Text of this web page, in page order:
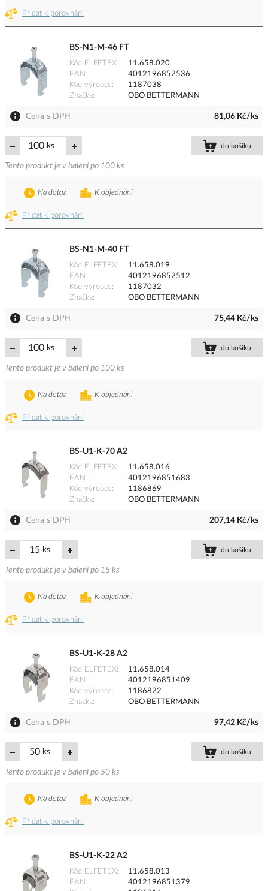
Přidat k porovnání
BS-N1-M-46 FT
Kód ELFETEX
11.658.020
EAN
4012196852536
Kód výrobce
1187038
Značka
OBO BETTERMANN
Cena s DPH 81,06 Kč/ks
ks do košíku
Tento produkt je v balení po 100 ks
Přidat k porovnání
K objednání
Na dotaz
BS-N1-M-40 FT
Kód ELFETEX
11.658.019
EAN
4012196852512
Kód výrobce
1187032
Značka
OBO BETTERMANN
Cena s DPH 75,44 Kč/ks
ks do košíku
Tento produkt je v balení po 100 ks
Přidat k porovnání
K objednání
Na dotaz
BS-U1-K-70 A2
Kód ELFETEX
11.658.016
EAN
4012196851683
Kód výrobce
1186869
Značka
OBO BETTERMANN
Cena s DPH 207,14 Kč/ks
ks do košíku
Tento produkt je v balení po 15 ks
Přidat k porovnání
K objednání
Na dotaz
BS-U1-K-28 A2
Kód ELFETEX
11.658.014
EAN
4012196851409
Kód výrobce
1186822
Značka
OBO BETTERMANN
Cena s DPH 97,42 Kč/ks
ks do košíku
Tento produkt je v balení po 50 ks
Přidat k porovnání
K objednání
Na dotaz
BS-U1-K-22 A2
Kód ELFETEX
11.658.013
EAN
4012196851379